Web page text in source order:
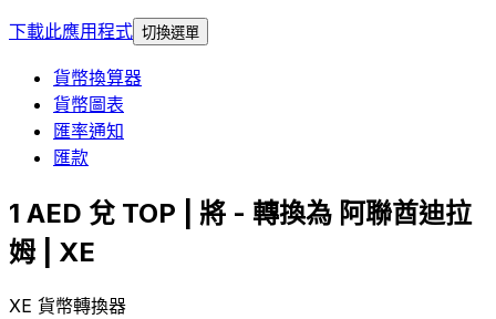
下載此應用程式 切換選單
貨幣換算器
貨幣圖表
匯率通知
匯款
1 AED 兌 TOP | 將 - 轉換為 阿聯酋迪拉
姆 | XE
XE 貨幣轉換器